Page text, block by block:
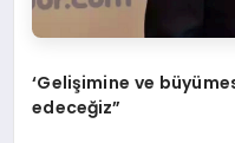
‘Gelişimine ve
edeceğiz”